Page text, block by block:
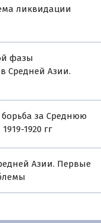
ликвидации
фазы
Средней Азии.
борьба за Среднюю
1920 гг
Азии. Первые